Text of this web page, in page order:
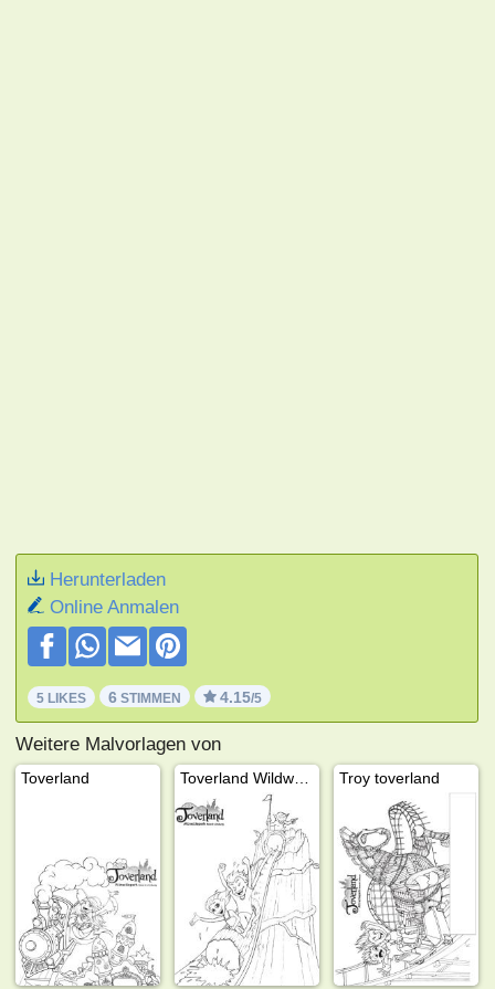
Herunterladen
Online Anmalen
5 LIKES 6 STIMMEN 4.15/5
Weitere Malvorlagen von
Toverland Troy toverland